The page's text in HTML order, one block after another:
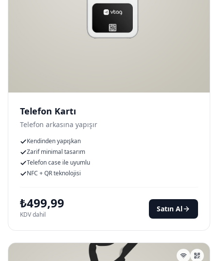
Telefon Kartı
Telefon arkasına yapışır
Kendinden yapışkan
Zarif minimal tasarım
Telefon case ile uyumlu
NFC + QR teknolojisi
₺499,99
KDV dahil
Satın Al